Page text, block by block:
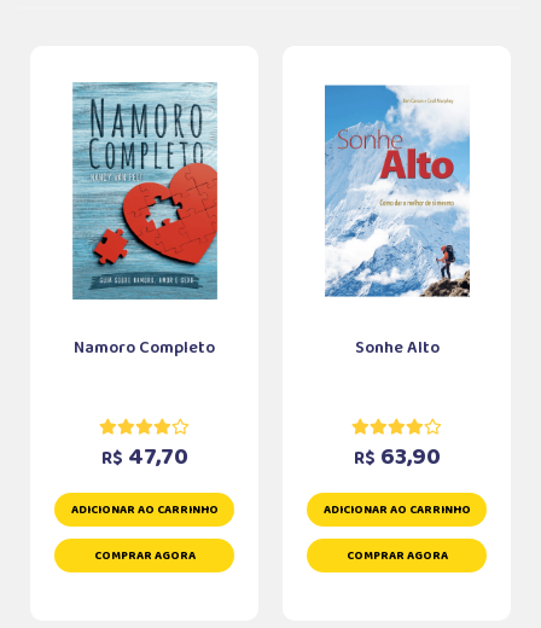
Namoro Completo
R$ 47,70
ADICIONAR AO CARRINHO
COMPRAR AGORA
Sonhe Alto
R$ 63,90
ADICIONAR AO CARRINHO
COMPRAR AGORA